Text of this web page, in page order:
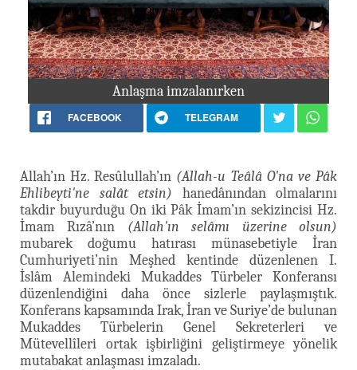
Anlaşma imzalanırken
FACEBOOK TELEGRAM
Allah’ın Hz. Resûlullah’ın (Allah-u Teâlâ O'na ve Pâk
Ehlibeyti'ne salât etsin) hanedânından olmalarını
takdir buyurduğu On iki Pâk İmam’ın sekizincisi Hz.
İmam Rızâ’nın (Allah'ın selâmı üzerine olsun)
mubarek doğumu hatırası münasebetiyle İran
Cumhuriyeti’nin Meşhed kentinde düzenlenen I.
İslâm Alemindeki Mukaddes Türbeler Konferansı
düzenlendiğini daha önce sizlerle paylaşmıştık.
Konferans kapsamında Irak, İran ve Suriye’de bulunan
Mukaddes Türbelerin Genel Sekreterleri ve
Mütevellîleri ortak işbirliğini geliştirmeye yönelik
mutabakat anlaşması imzaladı.